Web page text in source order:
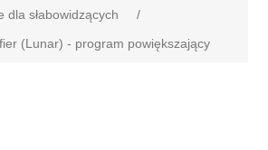
dla słabowidzących
/
(Lunar) - program powiększający